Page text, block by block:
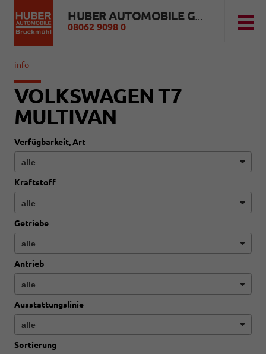
HUBER AUTOMOBILE GMBH
08062 9098 0
info
VOLKSWAGEN T7
MULTIVAN
Verfügbarkeit, Art
Kraftstoff
Getriebe
Antrieb
Ausstattungslinie
Sortierung